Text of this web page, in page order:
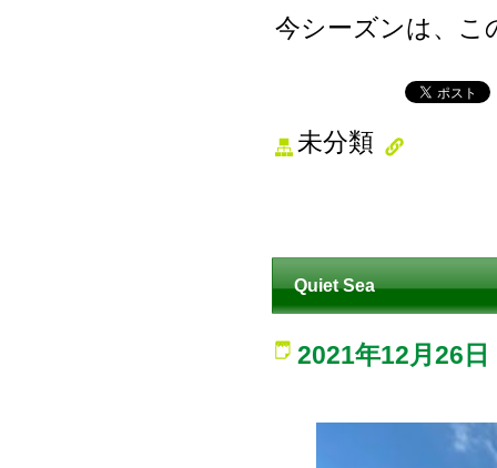
今シーズンは、こ
未分類
Quiet Sea
2021年12月26日